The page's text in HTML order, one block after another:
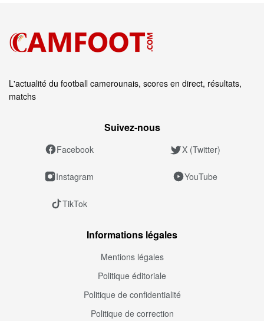
L'actualité du football camerounais, scores en direct, résultats,
matchs
Suivez‑nous
Facebook X (Twitter)
Instagram YouTube
TikTok
Informations légales
Mentions légales
Politique éditoriale
Politique de confidentialité
Politique de correction